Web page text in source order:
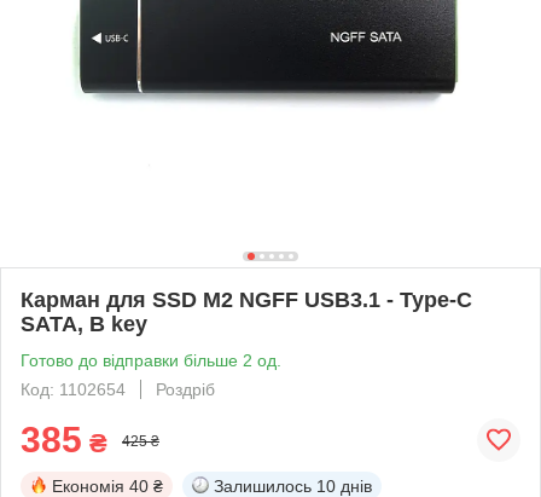
Карман для SSD M2 NGFF USB3.1 - Type-C
SATA, B key
Готово до відправки більше 2 од.
Код: 1102654
Роздріб
385 ₴ 425 ₴
Економія 40 ₴ Залишилось 10 днів